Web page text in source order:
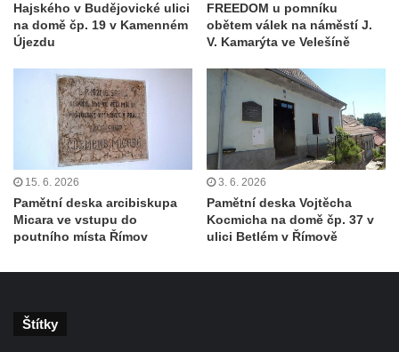
Chrámu Proměnění Páně ve Varnsdorfu
Pamětní deska Alfonse Dopsche na
Pamětní deska Vinařsko-ovocnářské školy
na domě čp. 32/5 v Husově ulici v Mělníku
Pamětní deska prvního mimopražského
provedení Prodané nevěsty na domě U
Zlatého hroznu v Mělníku
Pamětní deska Vladimíra Veselého v
Pražské bráně v Mělníku
Hajského v Budějovické ulici
na domě čp. 19 v Kamenném
Újezdu
FREEDOM u pomníku
obětem válek na náměstí J.
V. Kamarýta ve Velešíně
15. 6. 2026
Pamětní deska arcibiskupa
Micara ve vstupu do
poutního místa Římov
3. 6. 2026
Pamětní deska Vojtěcha
Kocmicha na domě čp. 37 v
ulici Betlém v Římově
Štítky